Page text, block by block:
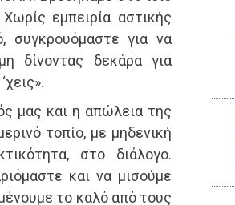
εμπειρία αστικής
συγκρουόμαστε για να
δίνοντας δεκάρα για
μας και η απώλεια της
τοπίο, με μηδενική
στο διάλογο.
και να μισούμε
το καλό από τους